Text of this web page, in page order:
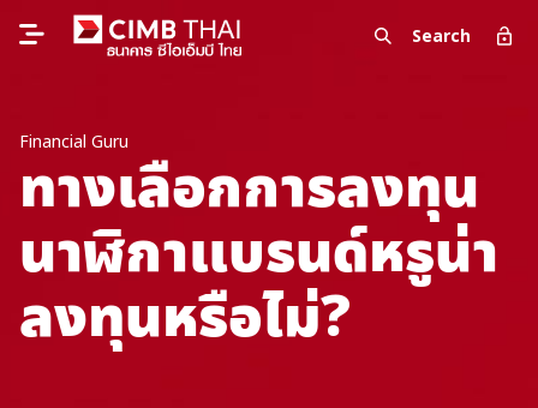
Search
Financial Guru
ทางเลือกการลงทุน
นาฬิกาแบรนด์หรูน่า
ลงทุนหรือไม่?